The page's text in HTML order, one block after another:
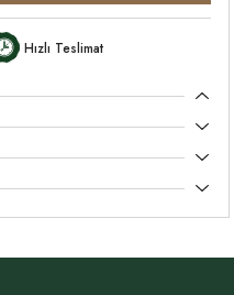
Hızlı Teslimat